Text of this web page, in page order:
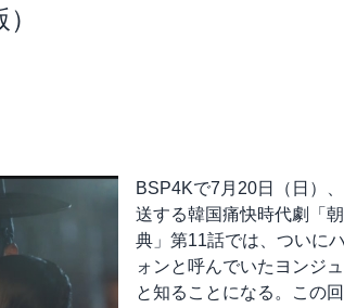
BSP4Kで7月20日（日）
送する韓国痛快時代劇「
典」第11話では、ついに
ォンと呼んでいたヨンジ
と知ることになる。この